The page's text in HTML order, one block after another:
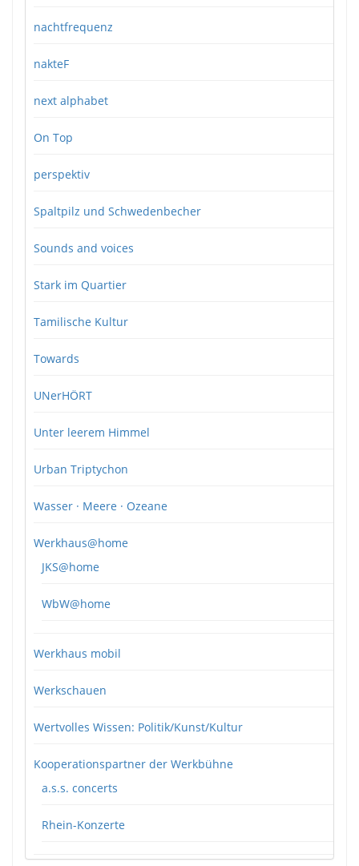
nachtfrequenz
nakteF
next alphabet
On Top
perspektiv
Spaltpilz und Schwedenbecher
Sounds and voices
Stark im Quartier
Tamilische Kultur
Towards
UNerHÖRT
Unter leerem Himmel
Urban Triptychon
Wasser · Meere · Ozeane
Werkhaus@home
JKS@home
WbW@home
Werkhaus mobil
Werkschauen
Wertvolles Wissen: Politik/Kunst/Kultur
Kooperationspartner der Werkbühne
a.s.s. concerts
Rhein-Konzerte